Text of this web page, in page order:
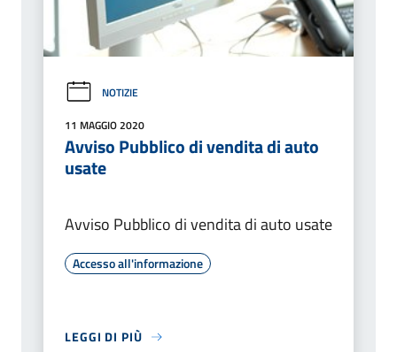
NOTIZIE
11 MAGGIO 2020
Avviso Pubblico di vendita di auto
usate
Avviso Pubblico di vendita di auto usate
Accesso all'informazione
LEGGI DI PIÙ